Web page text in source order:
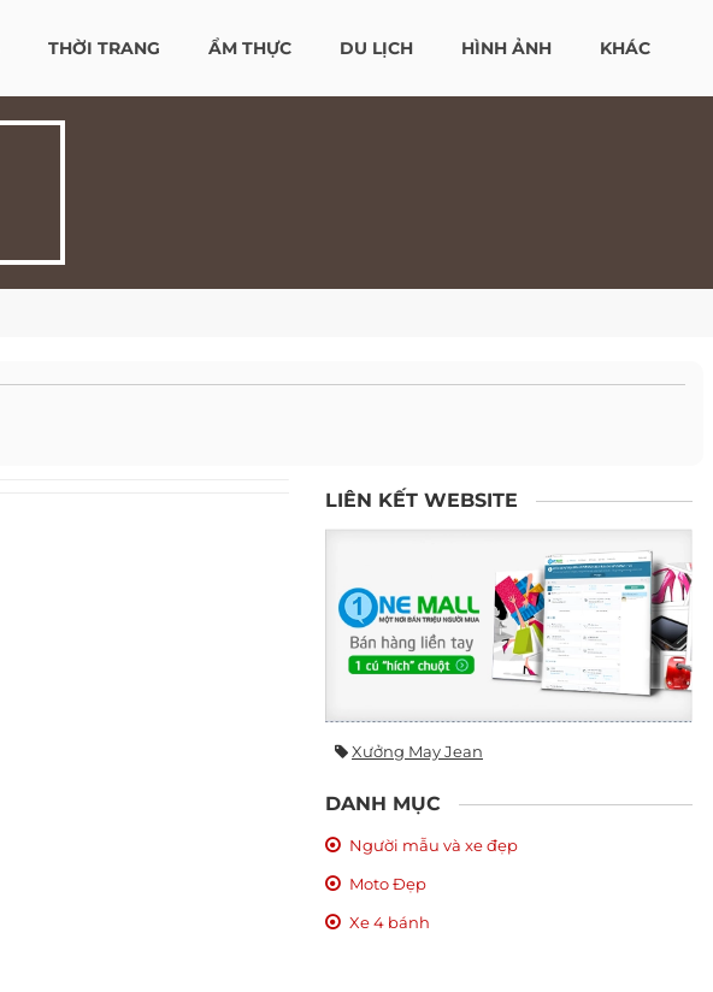
THỜI TRANG ẨM THỰC DU LỊCH HÌNH ẢNH KHÁC
LIÊN KẾT WEBSITE
Xưởng May Jean
DANH MỤC
Người mẫu và xe đẹp
Moto Đẹp
Xe 4 bánh